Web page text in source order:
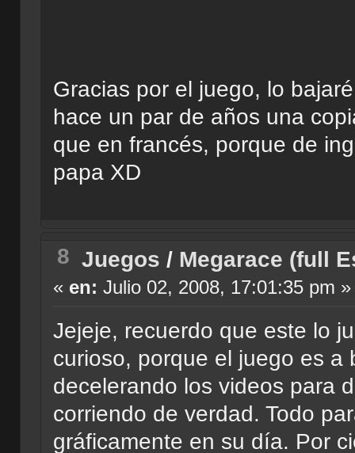
Gracias por el juego, lo
hace un par de años una
que en francés, porque de
papa XD
8 Juegos / Megarace (full
« en: Julio 02, 2008, 17:01:35 pm »
Jejeje, recuerdo que este lo
curioso, porque el juego es
decelerando los videos para
corriendo de verdad. Todo
gráficamente en su día. Por